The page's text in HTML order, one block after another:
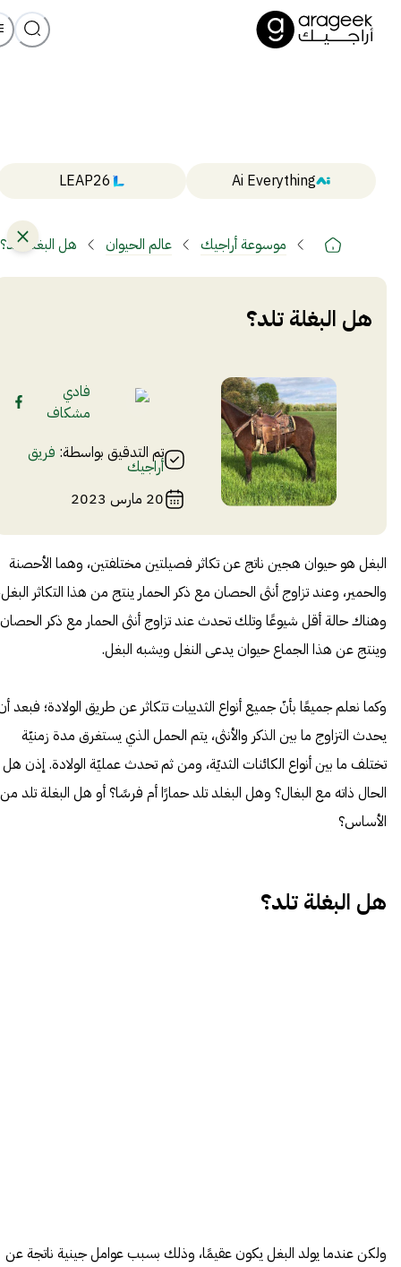
Ai Everything
LEAP26
موسوعة أراجيك عالم الحيوان هل البغلة تلد؟
هل البغلة تلد؟
فادي
مشكاف
تم التدقيق بواسطة: فريق
أراجيك
20 مارس 2023
البغل هو حيوان هجين ناتج عن تكاثر فصيلتين مختلفتين، وهما الأحصنة
والحمير، وعند تزاوج أنثى الحصان مع ذكر الحمار ينتج من هذا التكاثر
وهناك حالة أقل شيوعًا وتلك تحدث عند تزاوج أنثى الحمار مع ذكر
وينتج عن هذا الجماع حيوان يدعى النغل ويشبه البغل.
وكما نعلم جميعًا بأنّ جميع أنواع الثدييات تتكاثر عن طريق الولادة؛ فبعد
يحدث التزاوج ما بين الذكر والأنثى، يتم الحمل الذي يستغرق مدة زمنيّة
تختلف ما بين أنواع الكائنات الثديّة، ومن ثم تحدث عمليّة الولادة. إذن هل
الحال ذاته مع البغال؟ وهل البغلد تلد حمارًا أم فرسًا؟ أو هل البغلة تلد من
الأساس؟
هل البغلة تلد؟
ولكن عندما يولد البغل يكون عقيمًا، وذلك بسبب عوامل جينية ناتجة عن